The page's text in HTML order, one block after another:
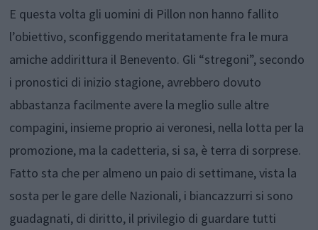
E questa volta gli uomini di Pillon non hanno fallito
l’obiettivo, sconfiggendo meritatamente fra le mura
amiche addirittura il Benevento. Gli “stregoni”, secondo
i pronostici di inizio stagione, avrebbero dovuto
abbastanza facilmente avere la meglio sulle altre
compagini, insieme proprio ai veronesi, nella lotta per la
promozione, ma la cadetteria, si sa, è terra di sorprese.
Fatto sta che per almeno un paio di settimane, vista la
sosta per le gare delle Nazionali, i biancazzurri si sono
guadagnati, di diritto, il privilegio di guardare tutti